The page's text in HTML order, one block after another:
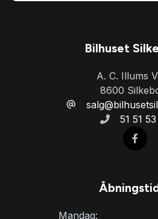
Bilhuset
A. C. Illums
8600
51 51
Mandag: